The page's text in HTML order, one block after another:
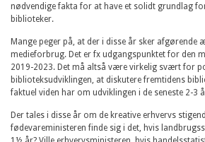
nødvendige fakta for at have et solidt grundlag
biblioteker.
Mange peger på, at der i disse år sker afgørende
medieforbrug. Det er fx udgangspunktet for den
2019-2023. Det må altså være virkelig svært for
biblioteksudviklingen, at diskutere fremtidens
faktuel viden har om udviklingen i de seneste 2-3
Der tales i disse år om de kreative erhvervs
fødevareministeren finde sig i det, hvis